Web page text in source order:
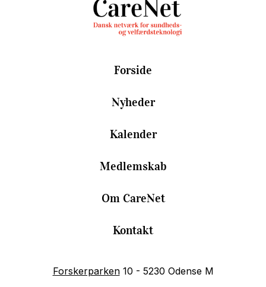
Forside
Nyheder
Kalender
Medlemskab
Om CareNet
Kontakt
Forskerparken10 - 5230 Odense M